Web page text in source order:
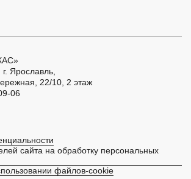
Ярославль,
22/10, 2 этаж
06
сайта на обработку персональных
файлов-cookie